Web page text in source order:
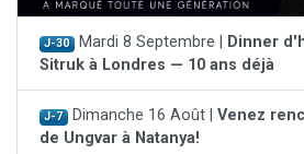
J-30 Mardi 8 Septembre |
Dinner
Sitruk à Londres — 10 ans déjà
J-7 Dimanche 16 Août | Venez
de Ungvar à Natanya!